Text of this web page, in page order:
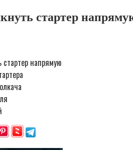
стартер
стартер напрямую